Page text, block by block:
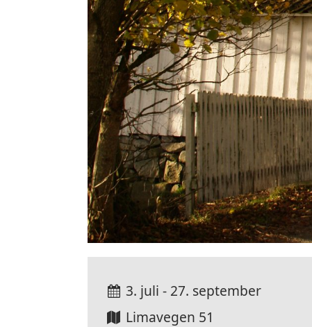
3. juli - 27. september
Limavegen 51